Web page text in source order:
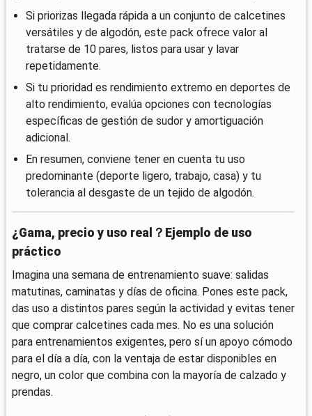
Si priorizas llegada rápida a un conjunto de calcetines
versátiles y de algodón, este pack ofrece valor al
tratarse de 10 pares, listos para usar y lavar
repetidamente.
Si tu prioridad es rendimiento extremo en deportes de
alto rendimiento, evalúa opciones con tecnologías
específicas de gestión de sudor y amortiguación
adicional.
En resumen, conviene tener en cuenta tu uso
predominante (deporte ligero, trabajo, casa) y tu
tolerancia al desgaste de un tejido de algodón.
¿Gama, precio y uso real？Ejemplo de uso
práctico
Imagina una semana de entrenamiento suave: salidas
matutinas, caminatas y días de oficina. Pones este pack,
das uso a distintos pares según la actividad y evitas tener
que comprar calcetines cada mes. No es una solución
para entrenamientos exigentes, pero sí un apoyo cómodo
para el día a día, con la ventaja de estar disponibles en
negro, un color que combina con la mayoría de calzado y
prendas.